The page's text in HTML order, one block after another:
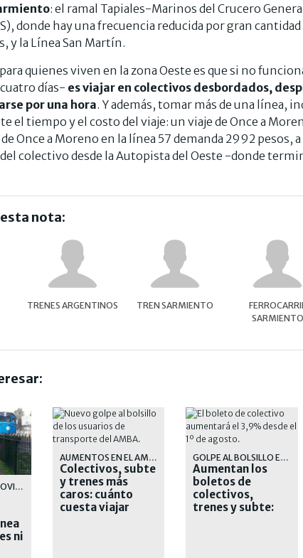
: el ramal Tapiales-Marinos del Crucero
donde hay una frecuencia reducida por gran
y la Línea San Martín.
quienes viven en la zona Oeste es que si no
días- es viajar en colectivos desbordados,
por una hora. Y además, tomar más de una línea,
el tiempo y el costo del viaje: un viaje de Once a
Once a Moreno en la línea 57 demanda 2992 pesos,
colectivo desde la Autopista del Oeste -donde
nota:
TRENES ARGENTINOS TREN SARMIENTO
SARMIENTO
UN SERVICIO FERROVIARIO QUE CADA DIA SE DEGRADA MAS
ni
AUMENTOS EN EL AMBA
Colectivos, subte
y trenes más
caros: cuánto
cuesta viajar
GOLPE AL BOLSILLO EN EL AMBA
Aumentan los
boletos de
colectivos,
trenes y subte: